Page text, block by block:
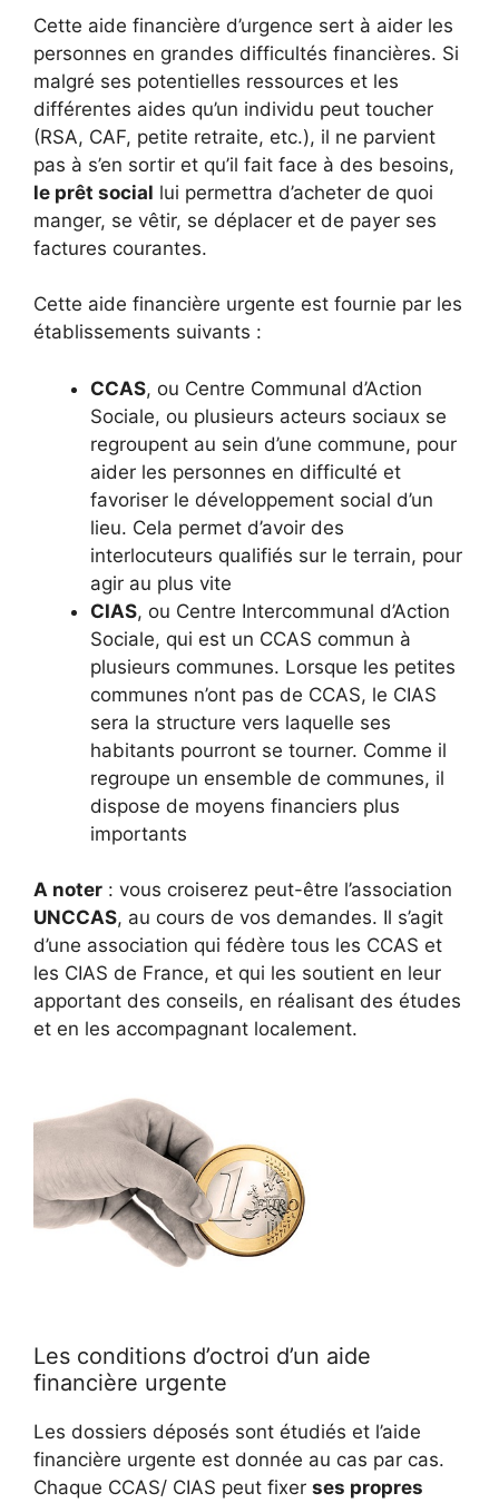
Cette aide financière d’urgence sert à aider les
personnes en grandes difficultés financières. Si
malgré ses potentielles ressources et les
différentes aides qu’un individu peut toucher
(RSA, CAF, petite retraite, etc.), il ne parvient
pas à s’en sortir et qu’il fait face à des besoins,
le prêt social lui permettra d’acheter de quoi
manger, se vêtir, se déplacer et de payer ses
factures courantes.
Cette aide financière urgente est fournie par les
établissements suivants :
CCAS, ou Centre Communal d’Action
Sociale, ou plusieurs acteurs sociaux se
regroupent au sein d’une commune, pour
aider les personnes en difficulté et
favoriser le développement social d’un
lieu. Cela permet d’avoir des
interlocuteurs qualifiés sur le terrain, pour
agir au plus vite
CIAS, ou Centre Intercommunal d’Action
Sociale, qui est un CCAS commun à
plusieurs communes. Lorsque les petites
communes n’ont pas de CCAS, le CIAS
sera la structure vers laquelle ses
habitants pourront se tourner. Comme il
regroupe un ensemble de communes, il
dispose de moyens financiers plus
importants
A noter : vous croiserez peut-être l’association
UNCCAS, au cours de vos demandes. Il s’agit
d’une association qui fédère tous les CCAS et
les CIAS de France, et qui les soutient en leur
apportant des conseils, en réalisant des études
et en les accompagnant localement.
Les conditions d’octroi d’un aide
financière urgente
Les dossiers déposés sont étudiés et l’aide
financière urgente est donnée au cas par cas.
Chaque CCAS/ CIAS peut fixer ses propres